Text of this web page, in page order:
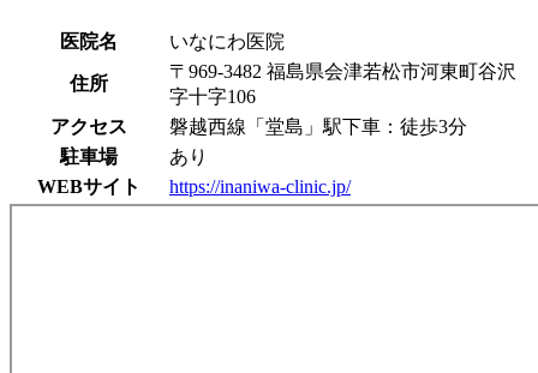
医院名 いなにわ医院
住所
〒969-3482 福島県会津若松市河東町谷沢
字十字106
アクセス
磐越西線「堂島」駅下車：徒歩3分
駐車場
あり
WEBサイト
https://inaniwa-clinic.jp/